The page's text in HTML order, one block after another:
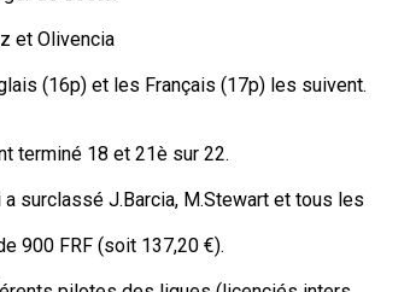
et Olivencia
(16p) et les Français (17p) les suivent.
terminé 18 et 21è sur 22.
surclassé J.Barcia, M.Stewart et tous les
900 FRF (soit 137,20 €).